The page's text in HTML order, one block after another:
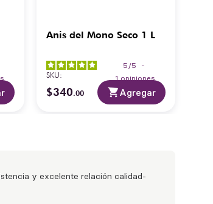
Anis del Mono Seco 1 L
5 /5
-
1 opiniones
SKU:
$340.00 Agregar
y excelente relación calidad-